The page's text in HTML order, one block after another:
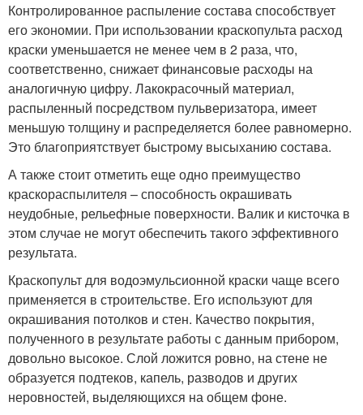
Контролированное распыление состава способствует
его экономии. При использовании краскопульта расход
краски уменьшается не менее чем в 2 раза, что,
соответственно, снижает финансовые расходы на
аналогичную цифру. Лакокрасочный материал,
распыленный посредством пульверизатора, имеет
меньшую толщину и распределяется более равномерно.
Это благоприятствует быстрому высыханию состава.
А также стоит отметить еще одно преимущество
краскораспылителя – способность окрашивать
неудобные, рельефные поверхности. Валик и кисточка в
этом случае не могут обеспечить такого эффективного
результата.
Краскопульт для водоэмульсионной краски чаще всего
применяется в строительстве. Его используют для
окрашивания потолков и стен. Качество покрытия,
полученного в результате работы с данным прибором,
довольно высокое. Слой ложится ровно, на стене не
образуется подтеков, капель, разводов и других
неровностей, выделяющихся на общем фоне.